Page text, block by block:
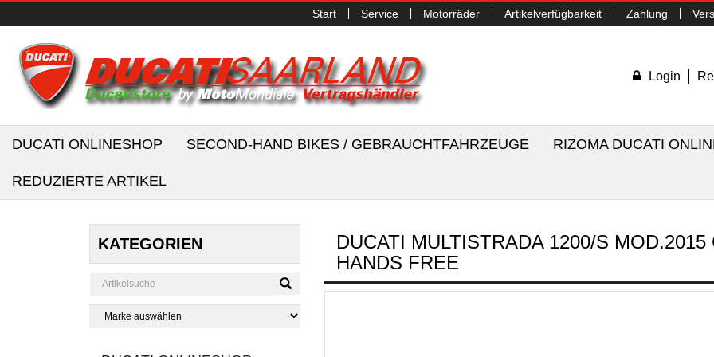
Start Service Motorräder Artikelverfügbarkeit Zahlung
Login
DUCATI ONLINESHOP SECOND-HAND BIKES / GEBRAUCHTFAHRZEUGE RIZOMA DUCATI
REDUZIERTE ARTIKEL
KATEGORIEN
DUCATI MULTISTRADA 1200/S
HANDS FREE